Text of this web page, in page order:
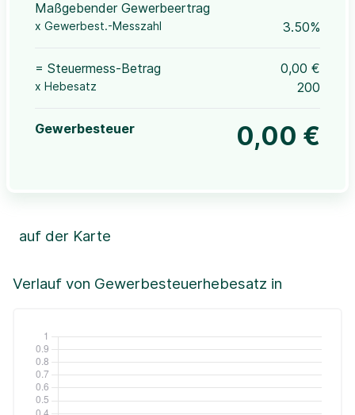
Maßgebender Gewerbeertrag
x Gewerbest.-Messzahl 3.50%
= Steuermess-Betrag 0,00 €
x Hebesatz 200
Gewerbesteuer 0,00 €
Verlauf von Gewerbesteuerhebesatz in
auf der Karte
+
Leaflet|©OpenStreetMap, ©CartoDB,